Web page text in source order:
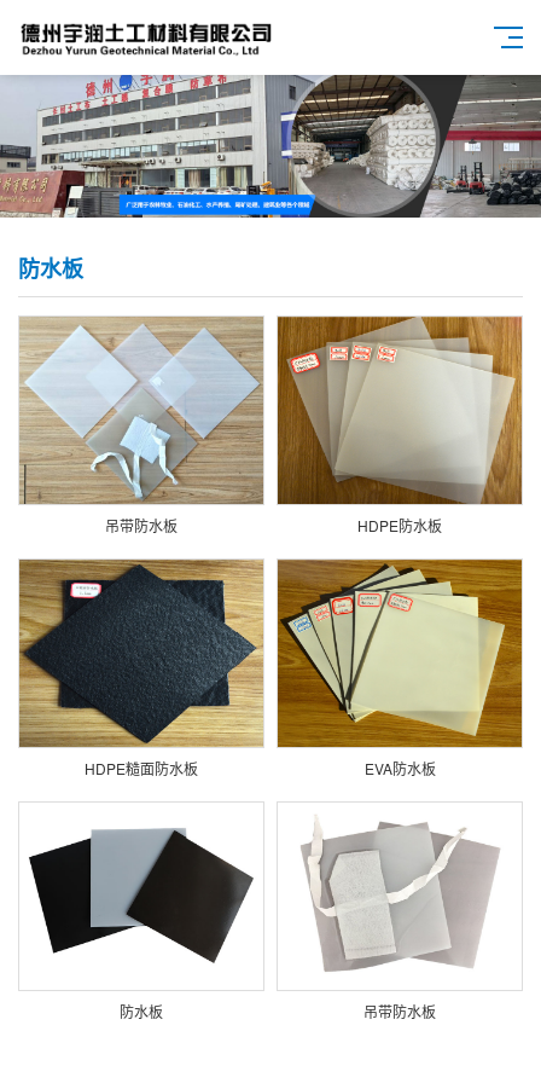
防水板
吊带防水板 HDPE防水板
HDPE糙面防水板 EVA防水板
防水板 吊带防水板